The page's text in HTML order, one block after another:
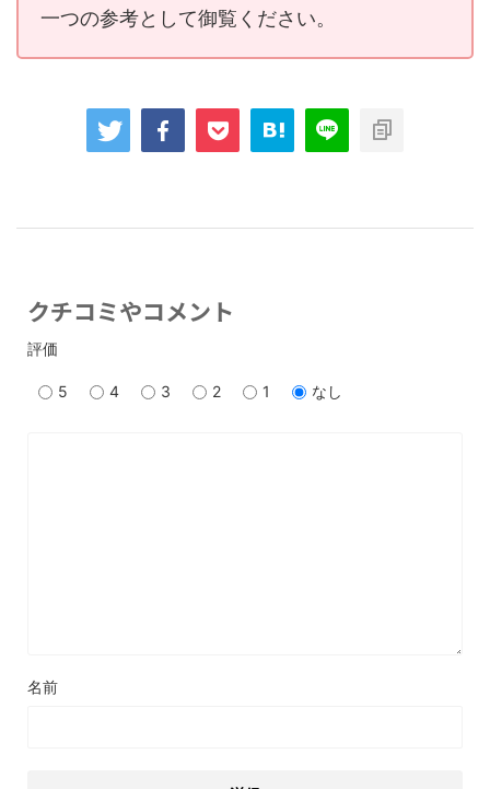
一つの参考として御覧ください。
クチコミやコメント
評価
5 4 3 2 1 なし
名前